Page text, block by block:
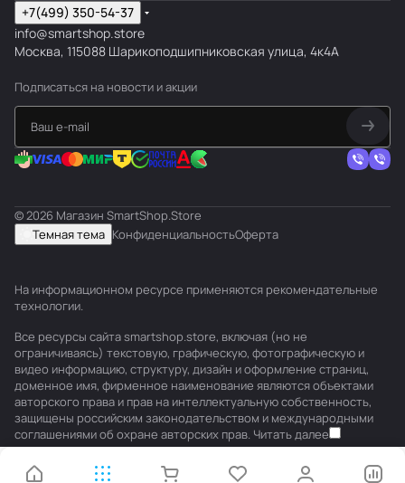
+7(499) 350-54-37
info@smartshop.store
Москва, 115088 Шарикоподшипниковская улица, 4к4А
Подписаться на новости и акции
© 2026 Магазин SmartShop.Store
Темная тема КонфиденциальностьОферта
На информационном ресурсе применяются рекомендательные
технологии.
Все ресурсы сайта smartshop.store, включая (но не
ограничиваясь) текстовую, графическую, фотографическую и
видео информацию, структуру, дизайн и оформление страниц,
доменное имя, фирменное наименование являются объектами
авторского права и прав на интеллектуальную собственность,
защищены российским законодательством и международными
соглашениями об охране авторских прав. Читать далее